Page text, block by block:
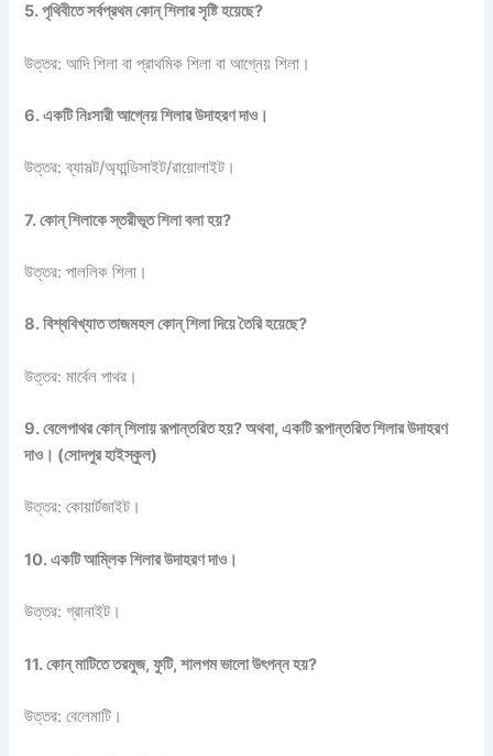
5. পৃথিবীতে সর্বপ্রথম কোন্ শিলার সৃষ্টি হয়েছে?
উত্তর: আদি শিলা বা প্রাথমিক শিলা বা আগ্নেয় শিলা।
6. একটি নিঃসারী আগ্নেয় শিলার উদাহরণ দাও।
উত্তর: ব্যাসল্ট/অ্যান্ডিসাইট/রায়োলাইট।
7. কোন্ শিলাকে স্তরীভূত শিলা বলা হয়?
উত্তর: পাললিক শিলা।
8. বিশ্ববিখ্যাত তাজমহল কোন্ শিলা দিয়ে তৈরি হয়েছে?
উত্তর: মার্বেল পাথর।
9. বেলেপাথর কোন্ শিলায় রূপান্তরিত হয়? অথবা, একটি রূপান্তরিত শিলার উদাহরণ
দাও। (সোদপুর হাইস্কুল)
উত্তর: কোয়ার্টজাইট।
10. একটি আম্লিক শিলার উদাহরণ দাও।
উত্তর: গ্রানাইট।
11. কোন্ মাটিতে তরমুজ, ফুটি, শালগম ভালো উৎপন্ন হয়?
উত্তর: বেলেমাটি।